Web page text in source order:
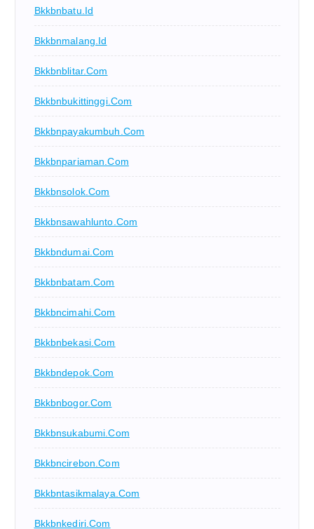
Bkkbnbatu.id
Bkkbnmalang.id
Bkkbnblitar.com
Bkkbnbukittinggi.com
Bkkbnpayakumbuh.com
Bkkbnpariaman.com
Bkkbnsolok.com
Bkkbnsawahlunto.com
Bkkbndumai.com
Bkkbnbatam.com
Bkkbncimahi.com
Bkkbnbekasi.com
Bkkbndepok.com
Bkkbnbogor.com
Bkkbnsukabumi.com
Bkkbncirebon.com
Bkkbntasikmalaya.com
Bkkbnkediri.com